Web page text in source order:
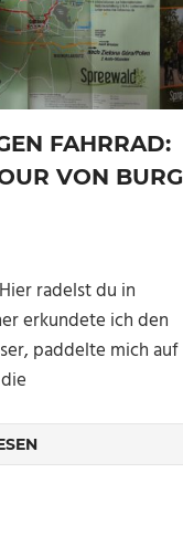
FAHRRAD:
VON BURG
radelst du in
erkundete ich den
paddelte mich auf